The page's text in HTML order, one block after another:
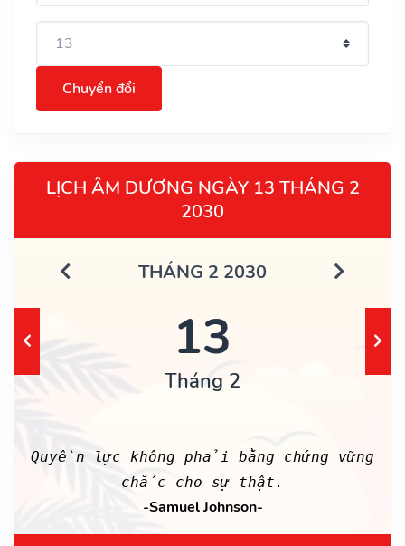
Chuyển đổi
LỊCH ÂM DƯƠNG NGÀY 13 THÁNG 2
2030
THÁNG 2 2030
13
Tháng 2
Quyền lực không phải bằng chứng vững
chắc cho sự thật.
-Samuel Johnson-